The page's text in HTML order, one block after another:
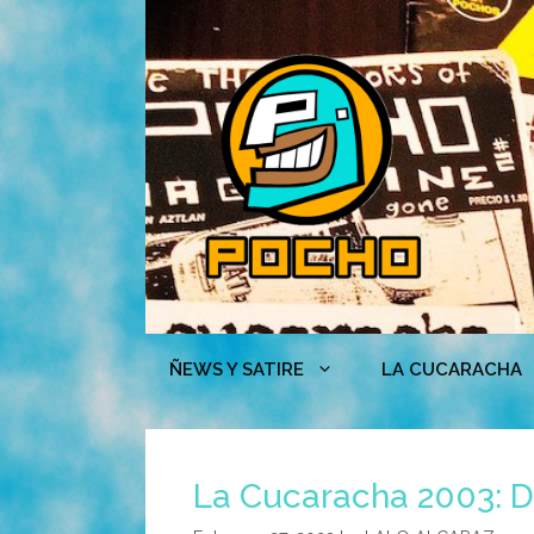
Skip
content
ÑEWS Y SATIRE LA CUCARACHA
La Cucaracha 2003: